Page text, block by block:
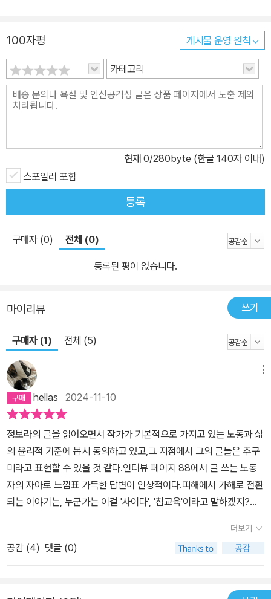
렇게 연재를 마친 소설들을 순차적으로 출간하며, 이때 여러 편의 단
편소설을 한데 묶는 기존의 방식이 아닌, ‘단 한 편’의 단편만으로 책
을 구성하는 이례적인 시도를 통해 독자들에게 한 편 한 편 깊게 호흡
하는 특별한 경험을 선사한다. 위픽은 소재나 형식 등 그 어떤 기준과
구분에도 얽매이지 않고 오직 ‘단 한 편의 이야기’라는 완결성에 주목
재미를 확장한다. 시즌 1 50편에 이어 시즌 2는 더욱 새로운 작가와
이야기들로 가득하다. 시즌 2에는 강화길, 임선우, 단요, 정보라, 김보
영, 이미상, 김화진, 정이현, 임솔아, 황정은 작가 등이 함께한다. 또한
시즌 2에는 작가 인터뷰를 수록하여 작품 안팎으로 다양한 이야기를
이다. ‖위픽 시리즈 소개‖ 위픽은 위즈덤하우스의 단편소설 시리즈입
니다. ‘단 한 편의 이야기’를 깊게 호흡하는 특별한 경험을 선사합니
작은 조각 하나하나가 모여 당신의 이야기가 되기를, 당신의 가슴에
깊이 새겨질 한 조각의 문학이 되기를 꿈꿉니다.
100자평 게시물 운영 원칙
카테고리
현재 0/280byte (한글 140자 이내)
스포일러 포함
등록
구매자 (0) 전체 (0)
등록된 평이 없습니다.
마이리뷰 쓰기
구매자 (1) 전체 (5)
hellas 2024-11-10
정보라의 글을 읽어오면서 작가가 기본적으로 가지고 있는 노동과 삶
의 윤리적 기준에 몹시 동의하고 있고,그 지점에서 그의 글들은 추구
미라고 표현할 수 있을 것 같다.인터뷰 페이지 88에서 글 쓰는 노동
자의 자아로 느낌표 가득한 답변이 인상적이다.피해에서 가해로 전환
되는 이야기는, 누군가는 이걸 '사이다', '참교육'이라고 말하겠지?그
을 늘 떠올려야 한다.선량한 사람이라고 여겼던 주인공과 요가 선생
을 끝까지 지지하고 싶다는 마음과, 그렇지 못한 마음의 간극.빈곤사
회연대를 위한 투쟁! 역시... 싶은 책.- 우리는 아무것도 아니다. 이미
더보기
공감 (4) 댓글 (0)